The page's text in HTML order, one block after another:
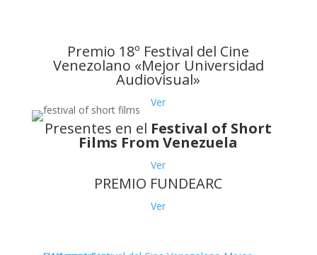
Premio 18º Festival del Cine
Venezolano «Mejor Universidad
Audiovisual»
Ver
Presentes en el Festival of Short
Films From Venezuela
Ver
PREMIO FUNDEARC
Ver